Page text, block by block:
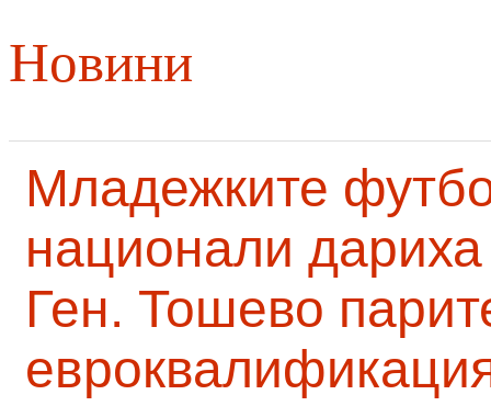
Новини
Младежките
национали
Ген. Тошево